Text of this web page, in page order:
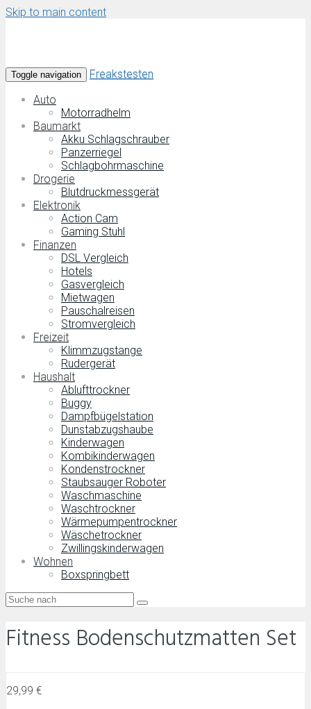
Skip to main content
Toggle navigation
Freakstesten
Auto
Motorradhelm
Baumarkt
Akku Schlagschrauber
Panzerriegel
Schlagbohrmaschine
Drogerie
Blutdruckmessgerät
Elektronik
Action Cam
Gaming Stuhl
Finanzen
DSL Vergleich
Hotels
Gasvergleich
Mietwagen
Pauschalreisen
Stromvergleich
Freizeit
Klimmzugstange
Rudergerät
Haushalt
Ablufttrockner
Buggy
Dampfbügelstation
Dunstabzugshaube
Kinderwagen
Kombikinderwagen
Kondenstrockner
Staubsauger Roboter
Waschmaschine
Waschtrockner
Wärmepumpentrockner
Wäschetrockner
Zwillingskinderwagen
Wohnen
Boxspringbett
Fitness Bodenschutzmatten Set
29,99 €